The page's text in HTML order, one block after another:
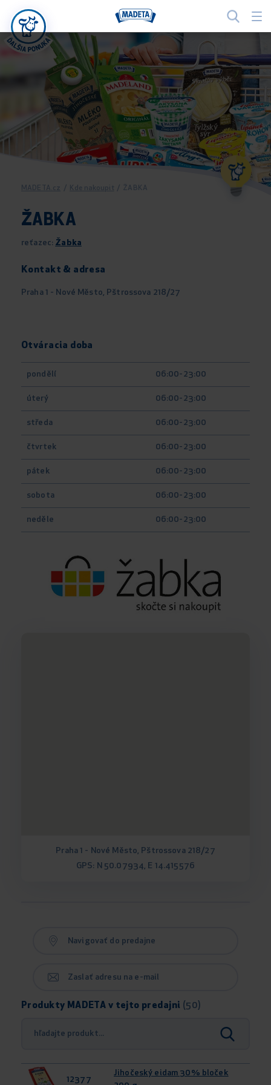
MADETA.cz / Kde nakoupit / ŽABKA
ŽABKA
reťazec: Žabka
Kontakt & adresa
Praha 1 - Nové Město, Pštrossova 218/27
Otváracia doba
pondělí 06:00-23:00
úterý 06:00-23:00
středa 06:00-23:00
čtvrtek 06:00-23:00
pátek 06:00-23:00
sobota 06:00-23:00
neděle 06:00-23:00
Praha 1 - Nové Město, Pštrossova 218/27
GPS: N 50.07934, E 14.415576
Navigovať do predajne
Zaslať adresu na e-mail
Produkty MADETA v tejto predajni (50)
12377
Jihočeský eidam 30% bloček